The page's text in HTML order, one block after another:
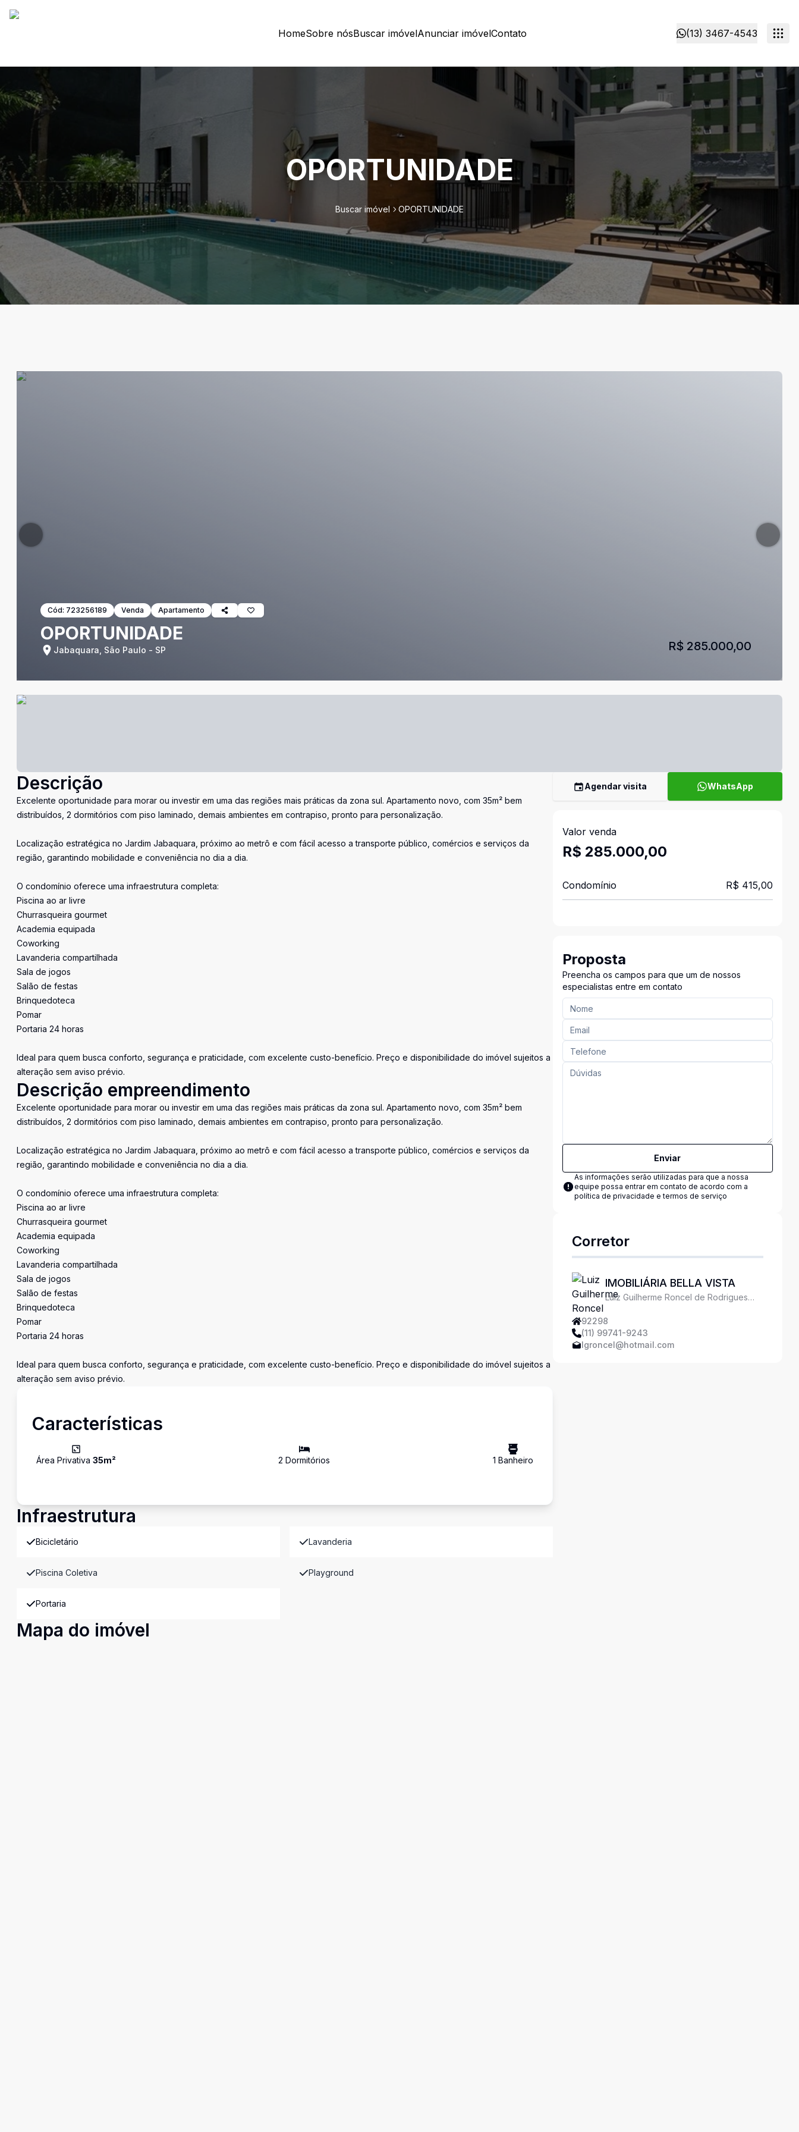
HomeSobre nósBuscar imóvelAnunciar imóvelContato (13) 3467-4543
OPORTUNIDADE
Buscar imóvel OPORTUNIDADE
Cód: 723256189 Venda Apartamento
OPORTUNIDADE
Jabaquara, São Paulo - SP R$ 285.000,00
Descrição
Excelente oportunidade para morar ou investir em uma das regiões mais práticas da zona sul. Apartamento novo, com 35m² bem
distribuídos, 2 dormitórios com piso laminado, demais ambientes em contrapiso, pronto para personalização.
Localização estratégica no Jardim Jabaquara, próximo ao metrô e com fácil acesso a transporte público, comércios e serviços da
região, garantindo mobilidade e conveniência no dia a dia.
O condomínio oferece uma infraestrutura completa:
Piscina ao ar livre
Churrasqueira gourmet
Academia equipada
Coworking
Lavanderia compartilhada
Sala de jogos
Salão de festas
Brinquedoteca
Pomar
Portaria 24 horas
Ideal para quem busca conforto, segurança e praticidade, com excelente custo-benefício. Preço e disponibilidade do imóvel sujeitos a
alteração sem aviso prévio.
Descrição empreendimento
Excelente oportunidade para morar ou investir em uma das regiões mais práticas da zona sul. Apartamento novo, com 35m² bem
distribuídos, 2 dormitórios com piso laminado, demais ambientes em contrapiso, pronto para personalização.
Localização estratégica no Jardim Jabaquara, próximo ao metrô e com fácil acesso a transporte público, comércios e serviços da
região, garantindo mobilidade e conveniência no dia a dia.
O condomínio oferece uma infraestrutura completa:
Piscina ao ar livre
Churrasqueira gourmet
Academia equipada
Coworking
Lavanderia compartilhada
Sala de jogos
Salão de festas
Brinquedoteca
Pomar
Portaria 24 horas
Ideal para quem busca conforto, segurança e praticidade, com excelente custo-benefício. Preço e disponibilidade do imóvel sujeitos a
alteração sem aviso prévio.
Características
Área Privativa 35m² 2 Dormitórios 1 Banheiro
Infraestrutura
Bicicletário Lavanderia
Piscina Coletiva Playground
Portaria
Mapa do imóvel
Agendar visita WhatsApp
Valor venda
R$ 285.000,00
Condomínio R$ 415,00
Proposta
Preencha os campos para que um de nossos
especialistas entre em contato
Enviar
As informações serão utilizadas para que a nossa
equipe possa entrar em contato de acordo com a
política de privacidade e termos de serviço
Corretor
IMOBILIÁRIA BELLA VISTA
Luiz Guilherme Roncel de Rodrigues
92298
(11) 99741-9243
lgroncel@hotmail.com